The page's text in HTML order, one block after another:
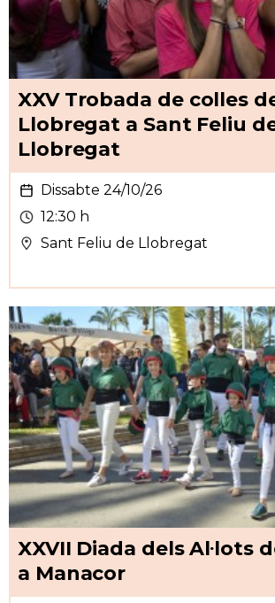
XXV Trobada de colles
Llobregat a Sant Feliu
Llobregat
Dissabte 24/10/26
12:30 h
Sant Feliu de Llobregat
XXVII Diada dels Al·lots
a Manacor